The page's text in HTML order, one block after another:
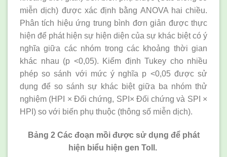
miễn dịch) được xác định bằng ANOVA hai chiều.
Phân tích hiệu ứng trung bình đơn giản được thực
hiện để phát hiện sự hiện diện của sự khác biệt có ý
nghĩa giữa các nhóm trong các khoảng thời gian
khác nhau (p <0,05). Kiểm định Tukey cho nhiều
phép so sánh với mức ý nghĩa p <0,05 được sử
dụng để so sánh sự khác biệt giữa ba nhóm thử
nghiệm (HPI × Đối chứng, SPI× Đối chứng và SPI ×
HPI) so với biến phụ thuộc (thông số miễn dịch).
Bảng 2 Các đoạn mồi được sử dụng để phát
hiện biểu hiện gen Toll.